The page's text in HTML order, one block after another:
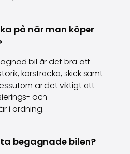
på när man köper
bil är det bra att
körsträcka, skick samt
är det viktigt att
och
i ordning.
begagnade bilen?